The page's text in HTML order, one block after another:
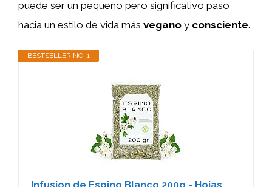
puede ser un pequeño pero significativo paso
hacia un estilo de vida más vegano y consciente.
BESTSELLER NO. 1